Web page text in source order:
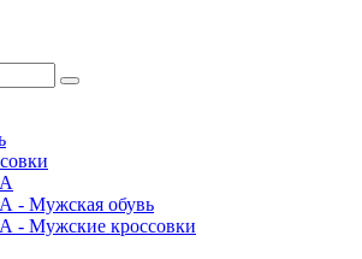
Мужская обувь
Мужские кроссовки